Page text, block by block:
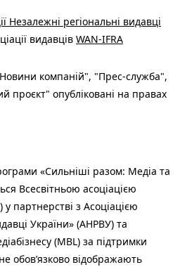
Незалежні регіональні видавці
видавців WAN-IFRA
компаній", "Прес-служба",
проєкт" опубліковані на правах
«Сильніші разом: Медіа та
Всесвітньою асоціацією
партнерстві з Асоціацією
України» (АНРВУ) та
(MBL) за підтримки
обов’язково відображають